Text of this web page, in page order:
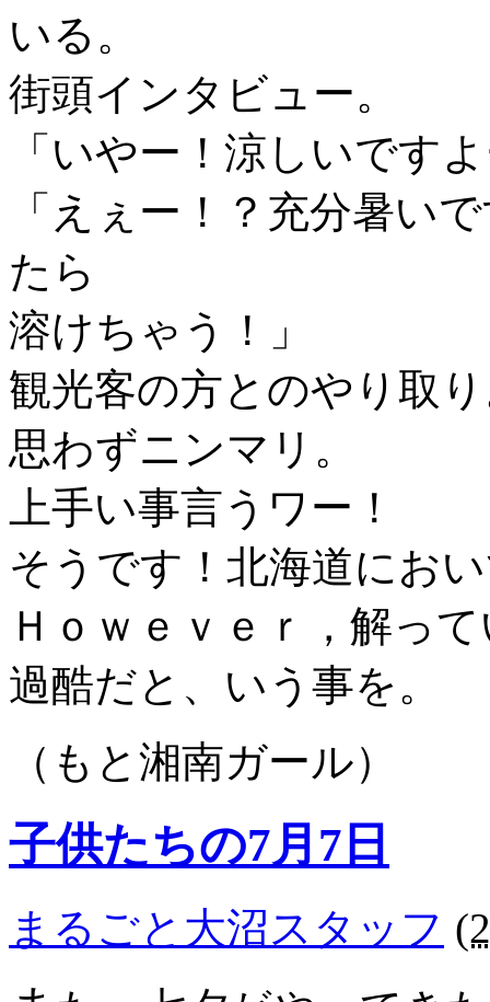
いる。
街頭インタビュー。
「いやー！涼しいです
「えぇー！？充分暑い
たら
溶けちゃう！」
観光客の方とのやり取
思わずニンマリ。
上手い事言うワー！
そうです！北海道にお
Ｈｏｗｅｖｅｒ，解っ
過酷だと、いう事を。
（もと湘南ガール）
子供たちの7月7日
まるごと大沼スタッフ (